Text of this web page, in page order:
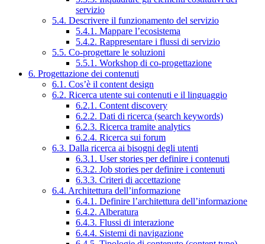
servizio
5.4. Descrivere il funzionamento del servizio
5.4.1. Mappare l’ecosistema
5.4.2. Rappresentare i flussi di servizio
5.5. Co-progettare le soluzioni
5.5.1. Workshop di co-progettazione
6. Progettazione dei contenuti
6.1. Cos’è il content design
6.2. Ricerca utente sui contenuti e il linguaggio
6.2.1. Content discovery
6.2.2. Dati di ricerca (search keywords)
6.2.3. Ricerca tramite analytics
6.2.4. Ricerca sui forum
6.3. Dalla ricerca ai bisogni degli utenti
6.3.1. User stories per definire i contenuti
6.3.2. Job stories per definire i contenuti
6.3.3. Criteri di accettazione
6.4. Architettura dell’informazione
6.4.1. Definire l’architettura dell’informazione
6.4.2. Alberatura
6.4.3. Flussi di interazione
6.4.4. Sistemi di navigazione